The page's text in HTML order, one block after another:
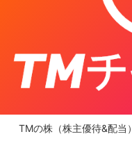
TMの株（株主優待&配当）